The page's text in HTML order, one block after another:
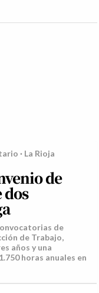
· La Rioja
de
dos
de
de Trabajo,
años y una
horas anuales en